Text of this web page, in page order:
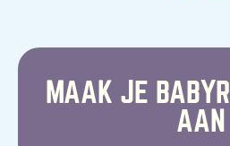
MAAK JE
AAN